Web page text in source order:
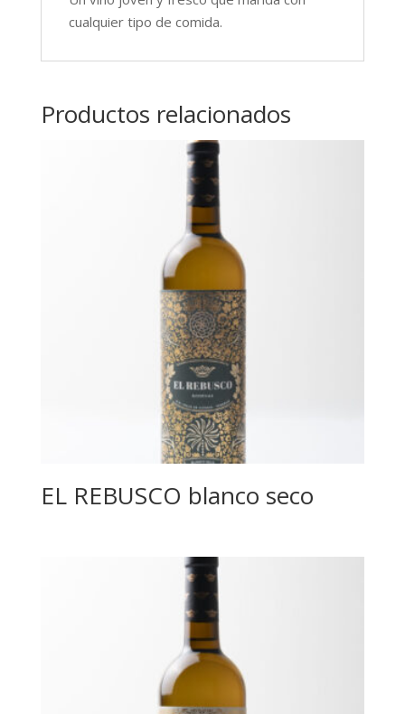
cualquier tipo de comida.
Productos relacionados
EL REBUSCO blanco seco